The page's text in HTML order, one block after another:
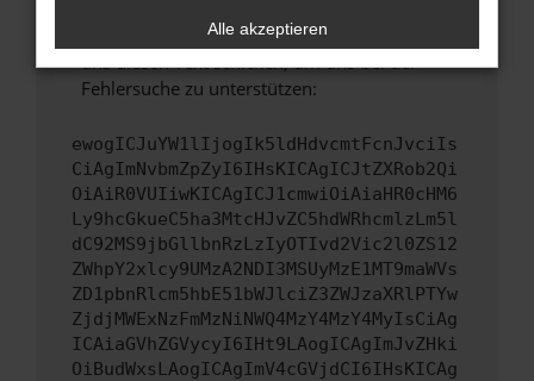
versuchen, das Problem zu beheben. Du kannst
uns diesen Text schicken, um uns bei der
Fehlersuche zu unterstützen:
ewogICJuYW1lIjogIk5ldHdvcmtFcnJvciIs
CiAgImNvbmZpZyI6IHsKICAgICJtZXRob2Qi
OiAiR0VUIiwKICAgICJ1cmwiOiAiaHR0cHM6
Ly9hcGkueC5ha3MtcHJvZC5hdWRhcmlzLm5l
dC92MS9jbGllbnRzLzIyOTIvd2Vic2l0ZS12
ZWhpY2xlcy9UMzA2NDI3MSUyMzE1MT9maWVs
ZD1pbnRlcm5hbE51bWJlciZ3ZWJzaXRlPTYw
ZjdjMWExNzFmMzNiNWQ4MzY4MzY4MyIsCiAg
ICAiaGVhZGVycyI6IHt9LAogICAgImJvZHki
OiBudWxsLAogICAgImV4cGVjdCI6IHsKICAg
Alle akzeptieren